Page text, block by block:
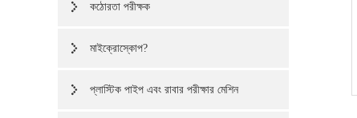
কঠোরতা পরীক্ষক
মাইক্রোস্কোপ?
প্লাস্টিক পাইপ এবং রাবার পরীক্ষার মেশিন